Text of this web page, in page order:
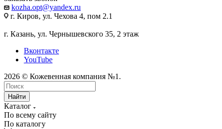
kozha.opt@yandex.ru
г. Киров, ул. Чехова 4, пом 2.1
г. Казань, ул. Чернышевского 35, 2 этаж
Вконтакте
YouTube
2026 © Кожевенная компания №1.
Найти
Каталог
По всему сайту
По каталогу